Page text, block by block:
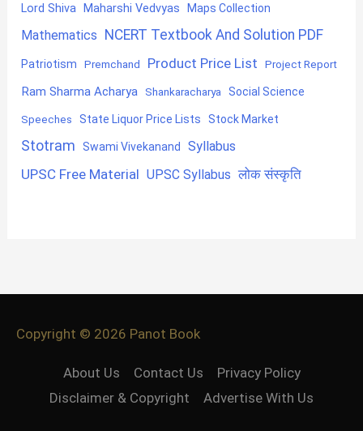
Lord Shiva Maharshi Vedvyas Maps Collection
Mathematics NCERT Textbook And Solution PDF
Patriotism Premchand Product Price List Project Report
Ram Sharma Acharya Shankaracharya Social Science
Speeches State Liquor Price Lists Stock Market
Stotram Swami Vivekanand Syllabus
UPSC Free Material UPSC Syllabus लोक संस्कृति
Copyright © 2026 Panot Book
About Us Contact Us
Privacy Policy
Disclaimer & Copyright
Advertise With Us